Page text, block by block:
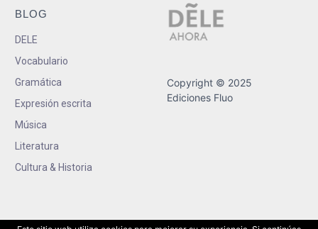
BLOG
DELE
Vocabulario
Gramática
Expresión escrita
Música
Literatura
Cultura & Historia
Copyright © 2025
Ediciones Fluo